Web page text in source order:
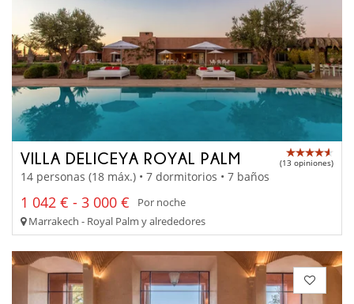
VILLA DELICEYA ROYAL PALM (13 opiniones)
14 personas (18 máx.) • 7 dormitorios • 7 baños
1 042 € - 3 000 €
Por noche
Marrakech - Royal Palm y alrededores